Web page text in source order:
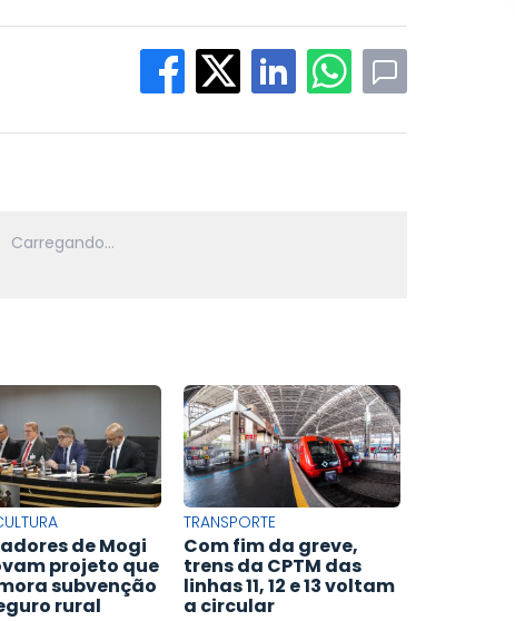
de Mogi
projeto que
subvenção
rural
TRANSPORTE
Com fim da greve,
trens da CPTM das
linhas 11, 12 e 13 voltam
a circular